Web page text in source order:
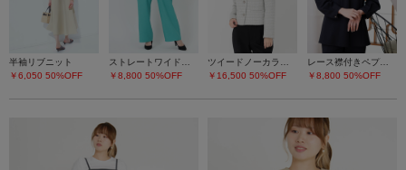
半袖リブニット
￥6,050 50%OFF
ストレートワイドパンツ
￥8,800 50%OFF
ツイードノーカラージャケット
￥16,500 50%OFF
レース襟付きペプラムプルオーバー
￥8,800 50%OFF